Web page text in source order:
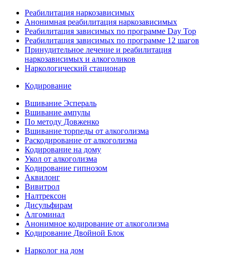
Реабилитация наркозависимых
Анонимная реабилитация наркозависимых
Реабилитация зависимых по программе Day Top
Реабилитация зависимых по программе 12 шагов
Принудительное лечение и реабилитация
наркозависимых и алкоголиков
Наркологический стационар
Кодирование
Вшивание Эспераль
Вшивание ампулы
По методу Довженко
Вшивание торпеды от алкоголизма
Раскодирование от алкоголизма
Кодирование на дому
Укол от алкоголизма
Кодирование гипнозом
Аквилонг
Вивитрол
Налтрексон
Дисульфирам
Алгоминал
Анонимное кодирование от алкоголизма
Кодирование Двойной Блок
Нарколог на дом